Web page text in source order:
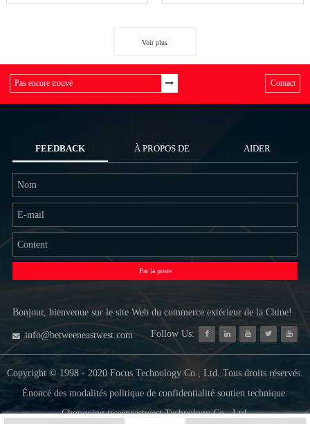
Voir plus
Contact
FEEDBACK À PROPOS DE
NOUS
AIDER
Par la poste
Bonjour, bienvenue sur le site Web du commerce extérieur de la Chine!
info@betweeneastwest.com Follow Us:
Copyright © 1998 - 2020 Focus Technology Co., Ltd. Tous droits réservés.
Énoncé des modalités politique de confidentialité soutien technique:
Chongqing tweeneastwest Technology Co., Ltd.